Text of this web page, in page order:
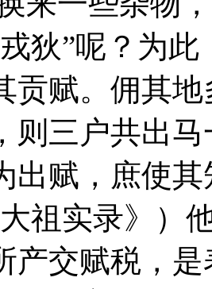
狄”呢？为
贡赋。佣其
则三户共出
出赋，庶使
祖实录》）
产交赋税，